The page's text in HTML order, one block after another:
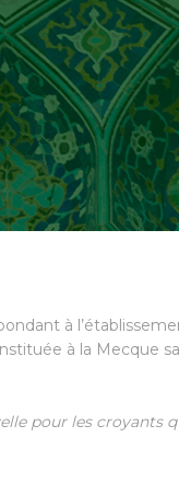
à
à la Mecque
pour les croyants